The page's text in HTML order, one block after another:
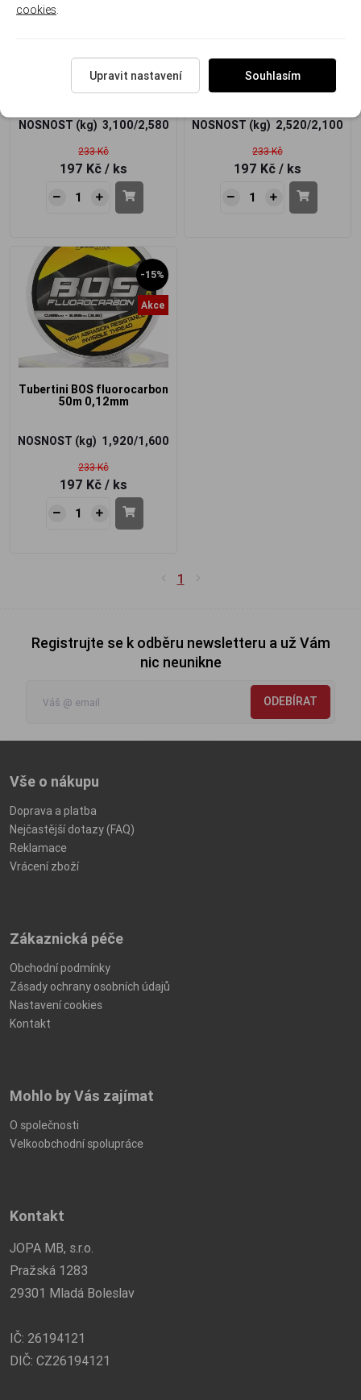
Tubertini BOS fluorocarbon
50m 0,16mm
NOSNOST (kg) 3,100/2,580
233 Kč
197 Kč / ks
Tubertini BOS fluorocarbon
NOSNOST (kg) 2,520/2,100
233 Kč
197 Kč / ks
-15%
Akce
Tubertini BOS fluorocarbon
50m 0,12mm
NOSNOST (kg) 1,920/1,600
233 Kč
197 Kč / ks
1
Registrujte se k odběru newsletteru a už Vám
nic neunikne
ODEBÍRAT
Vše o nákupu
Doprava a platba
Nejčastější dotazy (FAQ)
Reklamace
Vrácení zboží
Zákaznická péče
Obchodní podmínky
Zásady ochrany osobních údajů
Nastavení cookies
Kontakt
Mohlo by Vás zajímat
O společnosti
Velkoobchodní spolupráce
Kontakt
JOPA MB, s.r.o.
Pražská 1283
29301 Mladá Boleslav
IČ: 26194121
DIČ: CZ26194121
cookies
Upravit nastavení Souhlasím